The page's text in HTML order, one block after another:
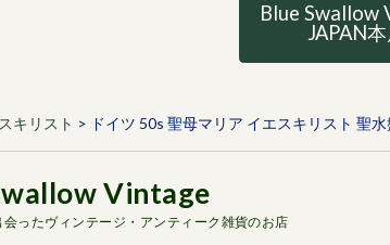
Blue Swallow
JAPAN
キリスト > ドイツ 50s 聖母マリア イエスキリスト 聖
ったヴィンテージ・アンティーク雑貨のお店